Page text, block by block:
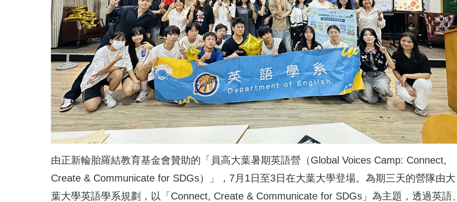
由正新輪胎羅結教育基金會贊助的「員高大葉暑期英語營（Global Voices Camp: Connect,
Create & Communicate for SDGs）」，7月1日至3日在大葉大學登場。為期三天的營隊由大
葉大學英語學系規劃，以「Connect, Create & Communicate for SDGs」為主題，透過英語、